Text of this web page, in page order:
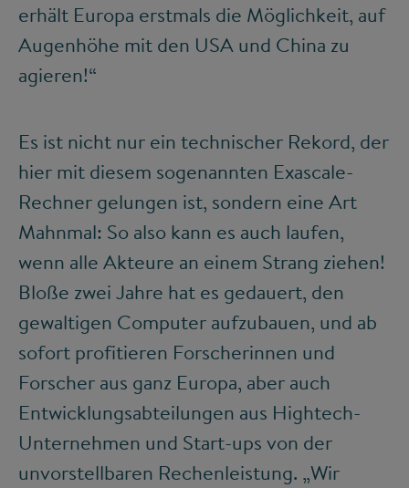
erhält Europa erstmals die Möglichkeit, auf
Augenhöhe mit den USA und China zu
agieren!“
Es ist nicht nur ein technischer Rekord, der
hier mit diesem sogenannten Exascale-
Rechner gelungen ist, sondern eine Art
Mahnmal: So also kann es auch laufen,
wenn alle Akteure an einem Strang ziehen!
Bloße zwei Jahre hat es gedauert, den
gewaltigen Computer aufzubauen, und ab
sofort profitieren Forscherinnen und
Forscher aus ganz Europa, aber auch
Entwicklungsabteilungen aus Hightech-
Unternehmen und Start-ups von der
unvorstellbaren Rechenleistung. „Wir